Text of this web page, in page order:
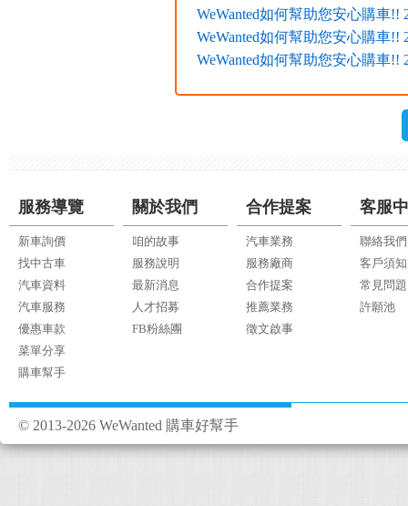
WeWanted如何幫助您安心購車!!
WeWanted如何幫助您安心購車!!
WeWanted如何幫助您安心購車!!
服務導覽
新車詢價
找中古車
汽車資料
汽車服務
優惠車款
菜單分享
購車幫手
關於我們
咱的故事
服務說明
最新消息
人才招募
FB粉絲團
合作提案
汽車業務
服務廠商
合作提案
推薦業務
徵文啟事
客服
聯絡我們
客戶須知
常見問題
許願池
© 2013-2026 WeWanted 購車好幫手